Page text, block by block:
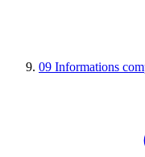
09 Informations